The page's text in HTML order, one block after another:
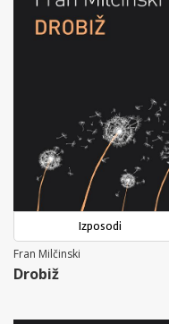
Izposodi
Fran Milčinski
Drobiž